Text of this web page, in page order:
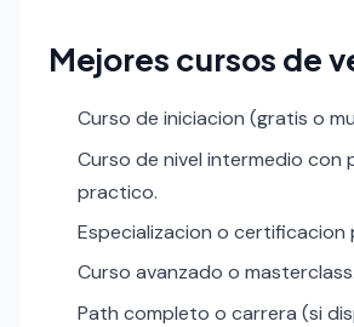
Mejores cursos de
Curso de iniciacion (gratis o
Curso de nivel intermedio con
practico.
Especializacion o certificacion
Curso avanzado o masterclass.
Path completo o carrera (si